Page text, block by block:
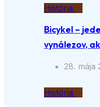
História
Bicykel –
vynálezov,
28. mája
História